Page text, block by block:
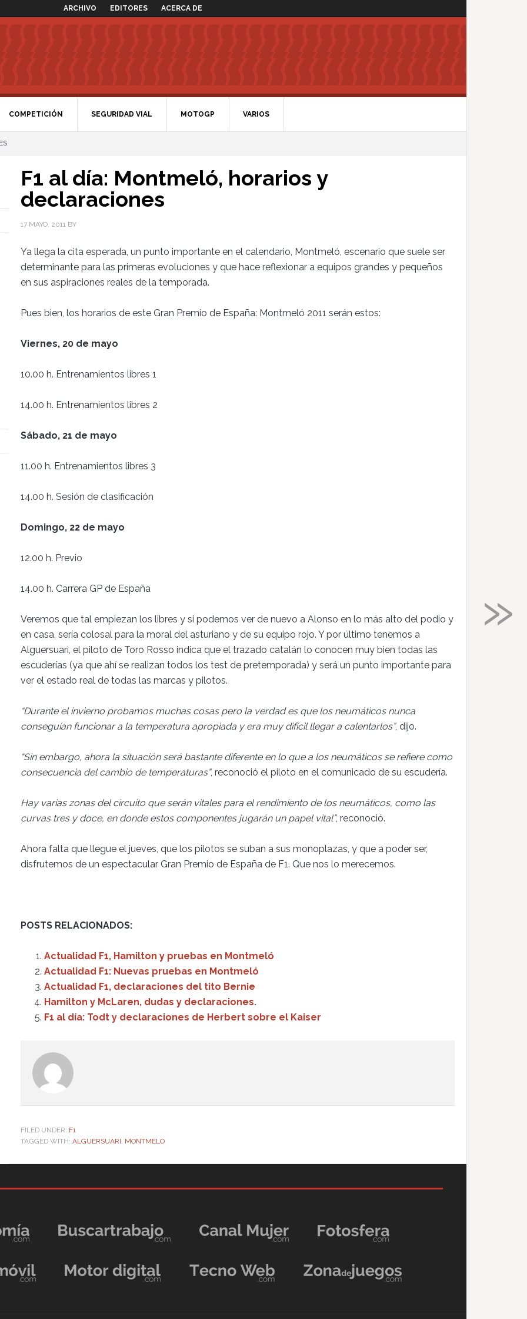
ARCHIVO EDITORES ACERCA DE
COMPETICIÓN SEGURIDAD VIAL MOTOGP VARIOS
F1 al día: Montmeló, horarios y
declaraciones
17 MAYO, 2011 BY
Ya llega la cita esperada, un punto importante en el calendario, Montmeló, escenario que suele ser
determinante para las primeras evoluciones y que hace reflexionar a equipos grandes y pequeños
en sus aspiraciones reales de la temporada.
Pues bien, los horarios de este Gran Premio de España: Montmeló 2011 serán estos:
Viernes, 20 de mayo
10.00 h. Entrenamientos libres 1
14.00 h. Entrenamientos libres 2
Sábado, 21 de mayo
11.00 h. Entrenamientos libres 3
14.00 h. Sesión de clasificación
Domingo, 22 de mayo
12.00 h. Previo
14.00 h. Carrera GP de España
Veremos que tal empiezan los libres y si podemos ver de nuevo a Alonso en lo más alto del podio y
en casa, sería colosal para la moral del asturiano y de su equipo rojo. Y por último tenemos a
Alguersuari, el piloto de Toro Rosso indica que el trazado catalán lo conocen muy bien todas las
escuderías (ya que ahí se realizan todos los test de pretemporada) y será un punto importante para
ver el estado real de todas las marcas y pilotos.
“Durante el invierno probamos muchas cosas pero la verdad es que los neumáticos nunca
conseguían funcionar a la temperatura apropiada y era muy difícil llegar a calentarlos”, dijo.
“Sin embargo, ahora la situación será bastante diferente en lo que a los neumáticos se refiere como
consecuencia del cambio de temperaturas”, reconoció el piloto en el comunicado de su escudería.
Hay varias zonas del circuito que serán vitales para el rendimiento de los neumáticos, como las
curvas tres y doce, en donde estos componentes jugarán un papel vital”, reconoció.
Ahora falta que llegue el jueves, que los pilotos se suban a sus monoplazas, y que a poder ser,
disfrutemos de un espectacular Gran Premio de España de F1. Que nos lo merecemos.
POSTS RELACIONADOS:
Actualidad F1, Hamilton y pruebas en Montmeló
Actualidad F1: Nuevas pruebas en Montmeló
Actualidad F1, declaraciones del tito Bernie
Hamilton y McLaren, dudas y declaraciones.
F1 al día: Todt y declaraciones de Herbert sobre el Kaiser
FILED UNDER: F1
TAGGED WITH: ALGUERSUARI, MONTMELO
»